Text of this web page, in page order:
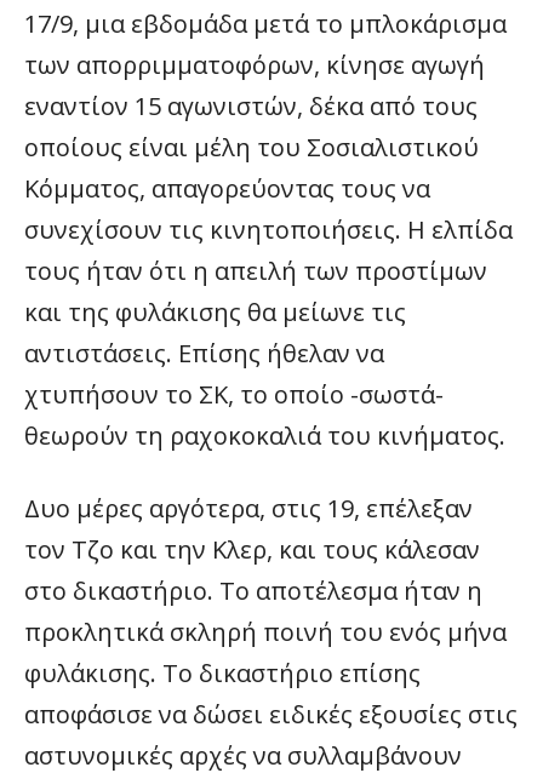
17/9, μια εβδομάδα μετά το μπλοκάρισμα
των απορριμματοφόρων, κίνησε αγωγή
εναντίον 15 αγωνιστών, δέκα από τους
οποίους είναι μέλη του Σοσιαλιστικού
Κόμματος, απαγορεύοντας τους να
συνεχίσουν τις κινητοποιήσεις. Η ελπίδα
τους ήταν ότι η απειλή των προστίμων
και της φυλάκισης θα μείωνε τις
αντιστάσεις. Επίσης ήθελαν να
χτυπήσουν το ΣΚ, το οποίο -σωστά-
θεωρούν τη ραχοκοκαλιά του κινήματος.
Δυο μέρες αργότερα, στις 19, επέλεξαν
τον Τζο και την Κλερ, και τους κάλεσαν
στο δικαστήριο. Το αποτέλεσμα ήταν η
προκλητικά σκληρή ποινή του ενός μήνα
φυλάκισης. Το δικαστήριο επίσης
αποφάσισε να δώσει ειδικές εξουσίες στις
αστυνομικές αρχές να συλλαμβάνουν